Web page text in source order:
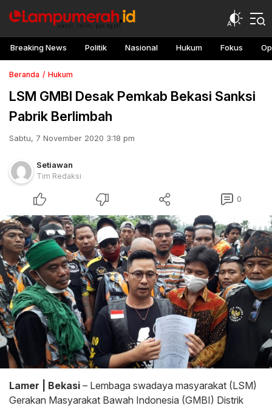
Breaking News Politik Nasional Hukum Fokus
Beranda Hukum
LSM GMBI Desak Pemkab Bekasi Sanksi
Pabrik Berlimbah
Sabtu, 7 November 2020 3:18 pm
Setiawan
Tim Redaksi
0
Lamer | Bekasi – Lembaga swadaya masyarakat (LSM)
Gerakan Masyarakat Bawah Indonesia (GMBI) Distrik